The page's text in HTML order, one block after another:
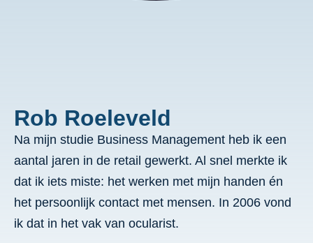
Rob Roeleveld
Na mijn studie Business Management heb ik een
aantal jaren in de retail gewerkt. Al snel merkte ik
dat ik iets miste: het werken met mijn handen én
het persoonlijk contact met mensen. In 2006 vond
ik dat in het vak van ocularist.